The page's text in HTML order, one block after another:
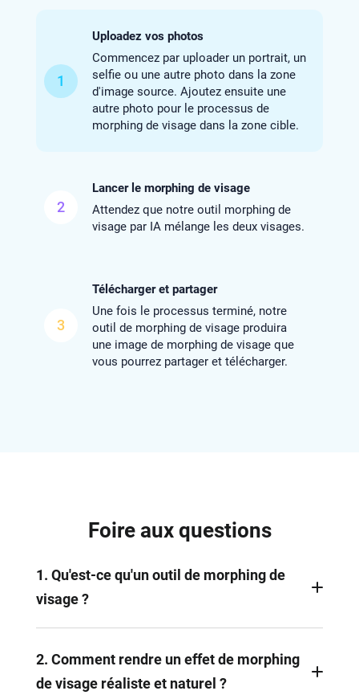
1
Uploadez vos photos
Commencez par uploader un portrait, un
selfie ou une autre photo dans la zone
d'image source. Ajoutez ensuite une
autre photo pour le processus de
morphing de visage dans la zone cible.
2
Lancer le morphing de visage
Attendez que notre outil morphing de
visage par IA mélange les deux visages.
3
Télécharger et partager
Une fois le processus terminé, notre
outil de morphing de visage produira
une image de morphing de visage que
vous pourrez partager et télécharger.
Foire aux questions
1. Qu'est-ce qu'un outil de morphing de
visage ?
manière transparente les caractéristiques de deux
visages, créant ainsi un effet de morphing de
2. Comment rendre un effet de morphing
de visage réaliste et naturel ?